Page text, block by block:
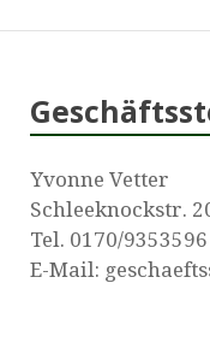
Yvonne Vetter
Schleeknockstr.
Tel. 0170/9353596
E-Mail: